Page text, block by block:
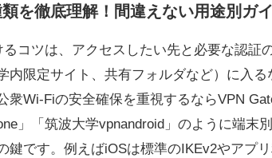
を徹底理解！間違えない用途別ガ
コツは、アクセスしたい先と必要な認証
内限定サイト、共有フォルダなど）に入
衆Wi‑Fiの安全確保を重視するならVPN
」「筑波大学vpnandroid」のように端末
鍵です。例えばiOSは標準のIKEv2やアプ